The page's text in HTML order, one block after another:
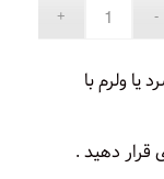
ولرم با
قرار دهید .